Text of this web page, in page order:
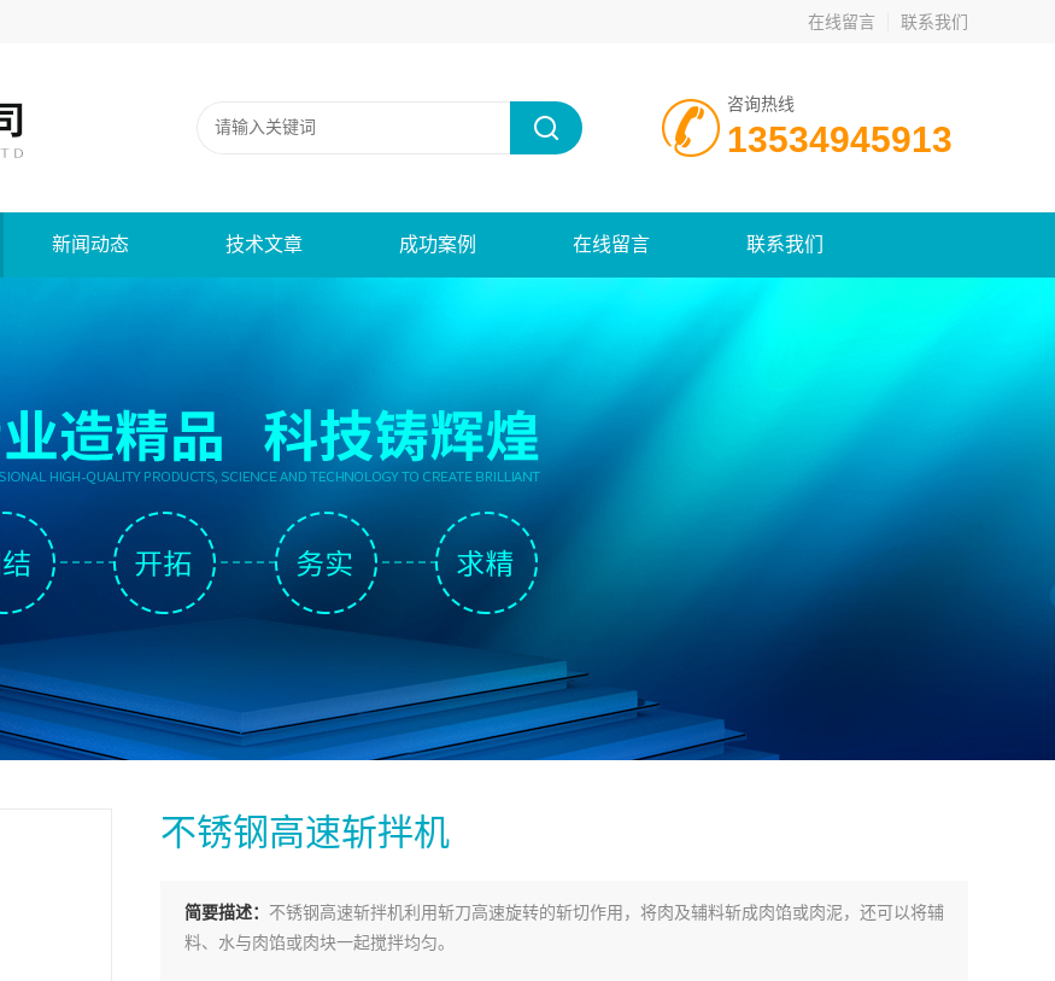
在线留言 联系我们
咨询热线
13534945913
新闻动态 技术文章 成功案例 在线留言 联系我们
不锈钢高速斩拌机
简要描述： 不锈钢高速斩拌机利用斩刀高速旋转的斩切作用，将肉及辅料斩成肉馅或肉泥，还可以将辅
料、水与肉馅或肉块一起搅拌均匀。